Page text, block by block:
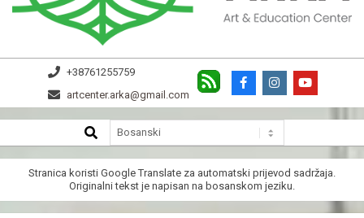
ARKA
+38761255759
artcenter.arka@gmail.com
Navigation
Menu
SEARCH
Stranica koristi Google Translate za automatski prijevod sadržaja.
Originalni tekst je napisan na bosanskom jeziku.